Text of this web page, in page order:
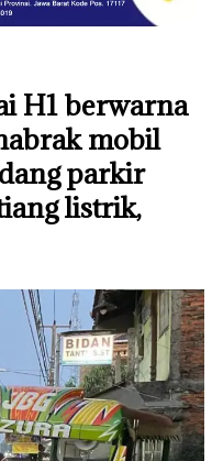
H1 berwarna
mobil
parkir
listrik,